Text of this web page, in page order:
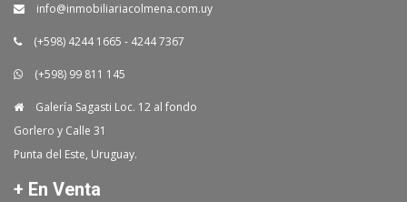
info@inmobiliariacolmena.com.uy
(+598) 4244 1665 - 4244 7367
(+598) 99 811 145
Galería Sagasti Loc. 12 al fondo
Gorlero y Calle 31
Punta del Este, Uruguay.
+ En Venta